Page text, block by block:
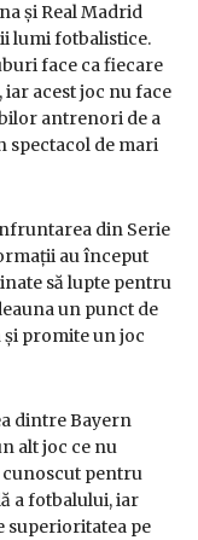
și Real Madrid
lumi fotbalistice.
face ca fiecare
iar acest joc nu face
antrenori de a
spectacol de mari
din Serie
au început
să lupte pentru
un punct de
promite un joc
dintre Bayern
alt joc ce nu
cunoscut pentru
a fotbalului, iar
superioritatea pe